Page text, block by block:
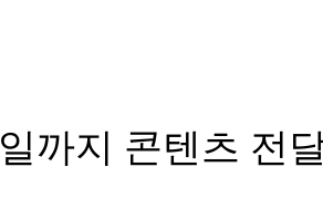
일까지 콘텐츠 전